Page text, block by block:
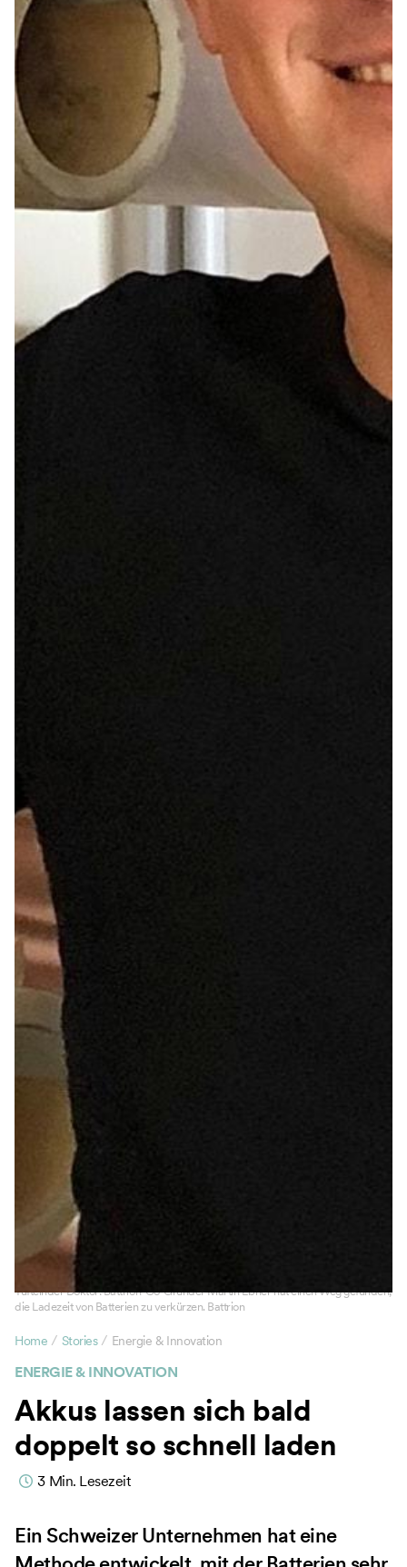
Tüftelnder Doktor: Battrion-Co-Gründer Martin Ebner hat einen Weg gefunden,
die Ladezeit von Batterien zu verkürzen. Battrion
ENERGIE & INNOVATION
Home / Stories / Energie & Innovation
Akkus lassen sich bald
doppelt so schnell laden
3 Min. Lesezeit
Ein Schweizer Unternehmen hat eine